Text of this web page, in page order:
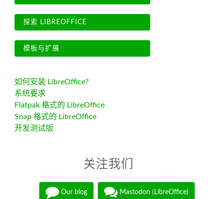
探索 LIBREOFFICE
模板与扩展
如何安装 LibreOffice?
系统要求
Flatpak 格式的 LibreOffice
Snap 格式的 LibreOffice
开发测试版
关注我们
Our blog Mastodon (LibreOffice)